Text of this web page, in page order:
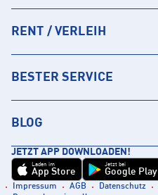
RENT / VERLEIH
BESTER SERVICE
BLOG
JETZT APP DOWNLOADEN!
Laden im
App Store
Jetzt bei
Google Play
Impressum AGB Datenschutz